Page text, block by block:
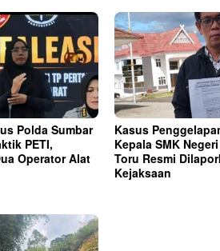
Polda Sumbar
PETI,
Operator Alat
Kasus
Kepala SMK
Toru Resmi
Kejaksaan